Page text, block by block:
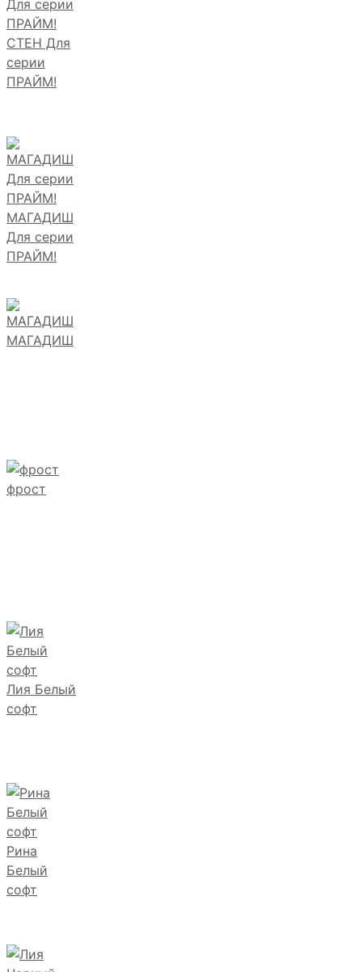
СТЕН Для
серии
ПРАЙМ!
МАГАДИШ
Для серии
ПРАЙМ!
МАГАДИШ
фрост
Лия Белый
софт
Рина
Белый
софт